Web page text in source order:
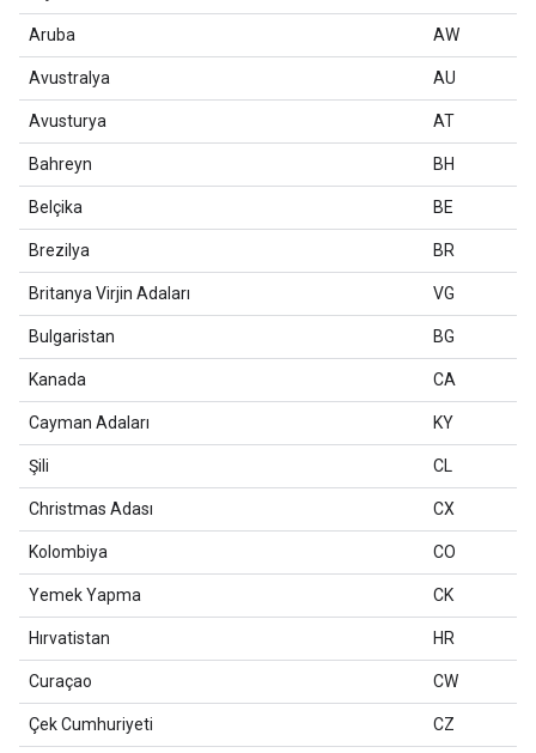
Aruba AW
Avustralya AU
Avusturya AT
Bahreyn BH
Belçika BE
Brezilya BR
Britanya Virjin Adaları VG
Bulgaristan BG
Kanada CA
Cayman Adaları KY
Şili CL
Christmas Adası CX
Kolombiya CO
Yemek Yapma CK
Hırvatistan HR
Curaçao CW
Çek Cumhuriyeti CZ